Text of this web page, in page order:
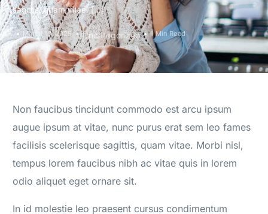
sagittis, quam vitae. […]
March 10, 2025 Uncategorized 1 Min Read
Non faucibus tincidunt commodo est arcu ipsum
augue ipsum at vitae, nunc purus erat sem leo fames
facilisis scelerisque sagittis, quam vitae. Morbi nisl,
tempus lorem faucibus nibh ac vitae quis in lorem
odio aliquet eget ornare sit.
In id molestie leo praesent cursus condimentum